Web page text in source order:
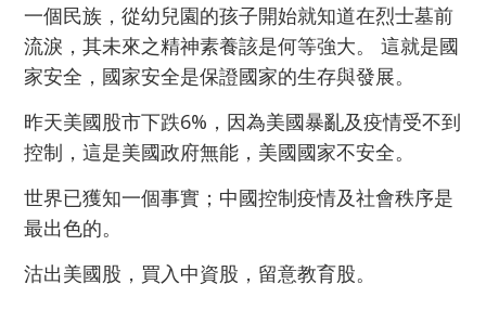
一個民族，從幼兒園的孩子開始就知道在烈士墓前
流淚，其未來之精神素養該是何等強大。 這就是國
家安全，國家安全是保證國家的生存與發展。
昨天美國股市下跌6%，因為美國暴亂及疫情受不到
控制，這是美國政府無能，美國國家不安全。
世界已獲知一個事實；中國控制疫情及社會秩序是
最出色的。
沽出美國股，買入中資股，留意教育股。